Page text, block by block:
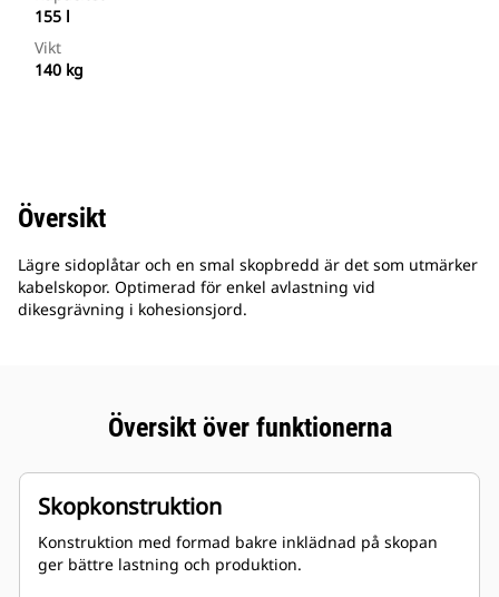
155 l
Vikt
140 kg
Översikt
Lägre sidoplåtar och en smal skopbredd är det som utmärker
kabelskopor. Optimerad för enkel avlastning vid
dikesgrävning i kohesionsjord.
Översikt över funktionerna
Skopkonstruktion
Konstruktion med formad bakre inklädnad på skopan
ger bättre lastning och produktion.